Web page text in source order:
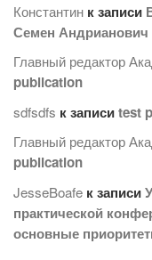
Константин к записи
Семен Андрианович
Главный редактор
publication
sdfsdfs к записиtest
Главный редактор
publication
JesseBoafe к записи
практической
основные